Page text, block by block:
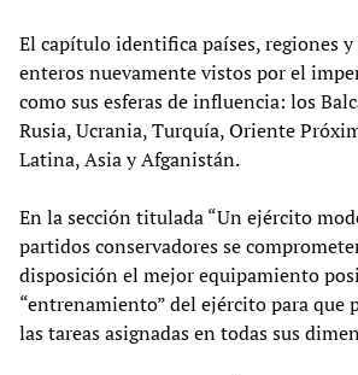
El capítulo identifica países, regiones
enteros nuevamente vistos por el
como sus esferas de influencia: los
Rusia, Ucrania, Turquía, Oriente
Latina, Asia y Afganistán.
En la sección titulada “Un ejército
partidos conservadores se
disposición el mejor equipamiento
“entrenamiento” del ejército para que
las tareas asignadas en todas sus